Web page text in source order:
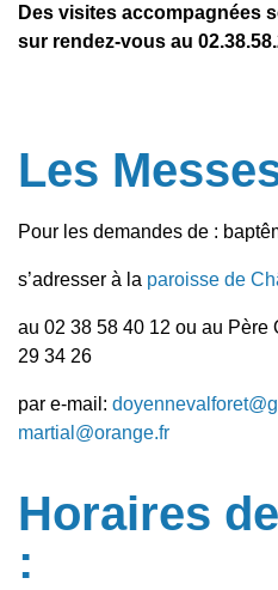
Des visites accompagnées
sur rendez-vous au
Les
Pour les demandes de :
s’adresser à la paroisse de
au 02 38 58 40 12 ou au
29 34 26
par e-mail:
martial@orange.fr
Horaires
: